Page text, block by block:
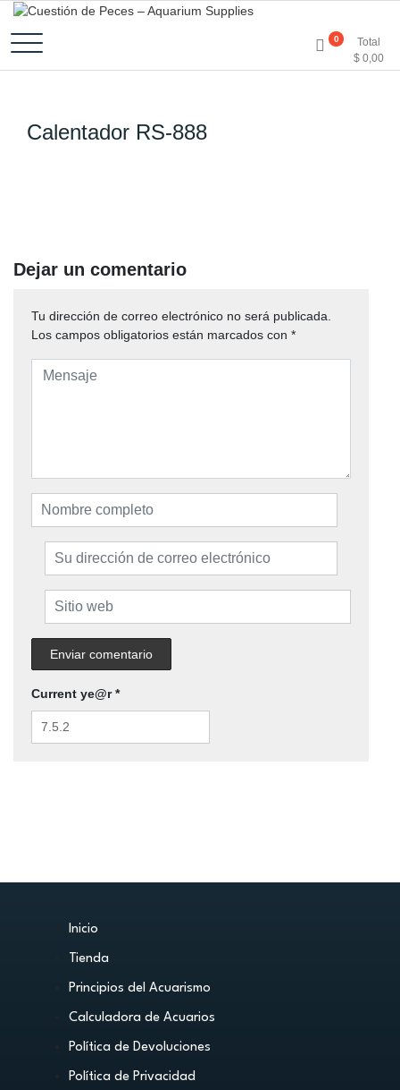
Cuestión de Peces –
Aquarium Supplies
0
Total
$ 0,00
Calentador RS-888
Dejar un comentario
Tu dirección de correo electrónico no será publicada.
Los campos obligatorios están marcados con *
Current ye@r*
Inicio
Tienda
Principios del Acuarismo
Calculadora de Acuarios
Política de Devoluciones
Política de Privacidad